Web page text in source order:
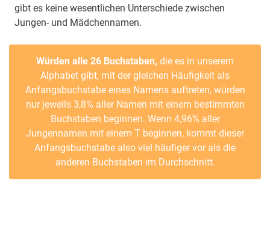
gibt es keine wesentlichen Unterschiede zwischen
Jungen- und Mädchennamen.
Würden alle 26 Buchstaben, die es in unserem
Alphabet gibt, mit der gleichen Häufigkeit als
Anfangsbuchstabe eines Namens auftreten, würden
nur jeweils 3,8% aller Namen mit einem bestimmten
Buchstaben beginnen. Wenn 4,96% aller
Jungennamen mit einem T beginnen, kommt dieser
Anfangsbuchstabe also viel häufiger vor als die
anderen Buchstaben im Durchschnitt.